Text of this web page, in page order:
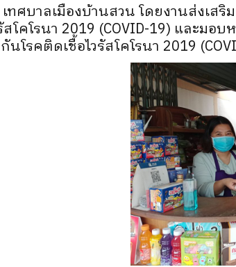
เทศบาลเมืองบ้านสวน โดยงานส่งเ
โคโรนา 2019 (COVID-19) และ
โรคติดเชื้อไวรัสโคโรนา 2019